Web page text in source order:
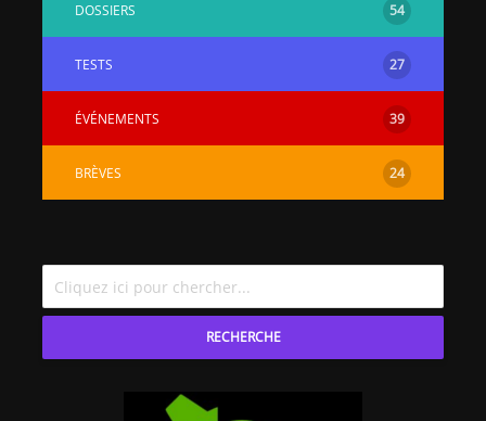
DOSSIERS 54
TESTS 27
ÉVÉNEMENTS 39
BRÈVES 24
RECHERCHE